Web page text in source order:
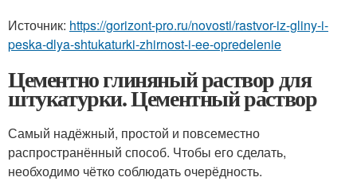
Источник: https://gorizont-pro.ru/novosti/rastvor-iz-gliny-i-
peska-dlya-shtukaturki-zhirnost-i-ee-opredelenie
Цементно глиняный раствор для
штукатурки. Цементный раствор
Самый надёжный, простой и повсеместно
распространённый способ. Чтобы его сделать,
необходимо чётко соблюдать очерёдность.